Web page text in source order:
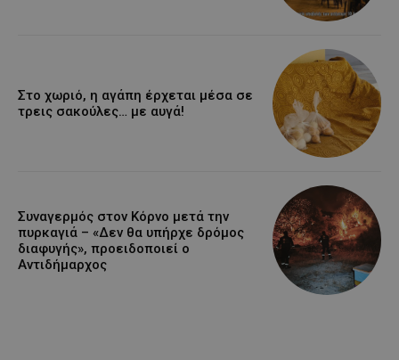
Στο χωριό, η αγάπη έρχεται μέσα σε
τρεις σακούλες… με αυγά!
Συναγερμός στον Κόρνο μετά την
πυρκαγιά – «Δεν θα υπήρχε δρόμος
διαφυγής», προειδοποιεί ο
Αντιδήμαρχος